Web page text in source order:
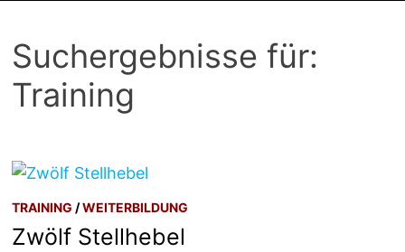
Suchergebnisse für:
Training
TRAINING /WEITERBILDUNG
Zwölf Stellhebel